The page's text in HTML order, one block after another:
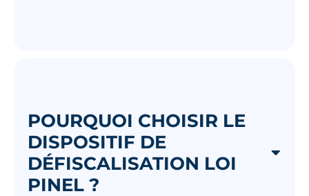
POURQUOI CHOISIR LE
DISPOSITIF DE
DÉFISCALISATION LOI
PINEL ?